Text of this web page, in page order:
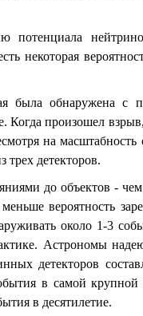
потенциала
некоторая
была обнаружена
произошел
на
детекторов.
до объектов -
вероятность
около 1-3
Астрономы
детекторов
в самой
в десятилетие.